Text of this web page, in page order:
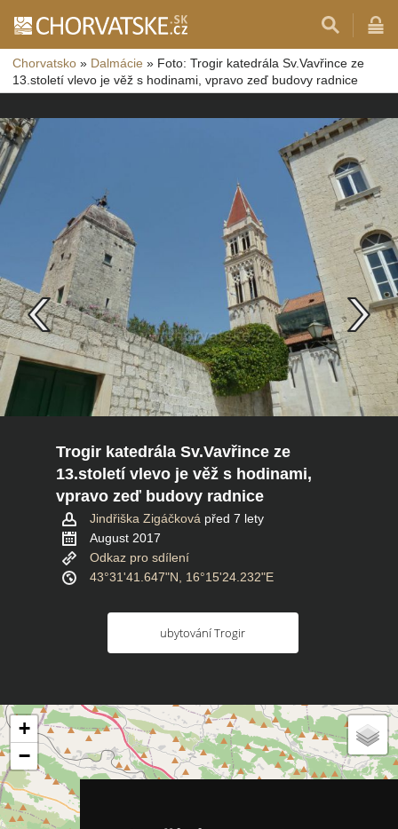
Chorvatsko » Dalmácie » Foto: Trogir katedrála Sv.Vavřince ze
13.století vlevo je věž s hodinami, vpravo zeď budovy radnice
Trogir katedrála Sv.Vavřince ze
13.století vlevo je věž s hodinami,
vpravo zeď budovy radnice
Jindřiška Zigáčková před 7 lety
August 2017
Odkaz pro sdílení
43°31'41.647"N, 16°15'24.232"E
ubytování Trogir
+
−